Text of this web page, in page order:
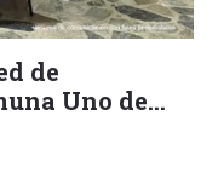
de
Uno de